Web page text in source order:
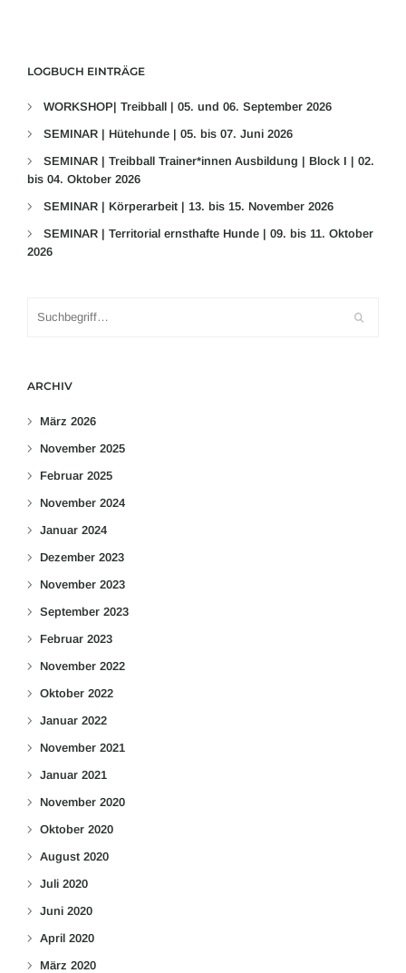
LOGBUCH EINTRÄGE
WORKSHOP| Treibball | 05. und 06. September 2026
SEMINAR | Hütehunde | 05. bis 07. Juni 2026
SEMINAR | Treibball Trainer*innen Ausbildung | Block I | 02.
bis 04. Oktober 2026
SEMINAR | Körperarbeit | 13. bis 15. November 2026
SEMINAR | Territorial ernsthafte Hunde | 09. bis 11. Oktober
2026
ARCHIV
März 2026
November 2025
Februar 2025
November 2024
Januar 2024
Dezember 2023
November 2023
September 2023
Februar 2023
November 2022
Oktober 2022
Januar 2022
November 2021
Januar 2021
November 2020
Oktober 2020
August 2020
Juli 2020
Juni 2020
April 2020
März 2020